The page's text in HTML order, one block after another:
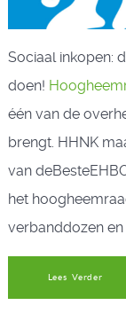
Sociaal inkopen:
doen!
één van de
brengt. HHNK
van
het
verbanddozen en
Lees Verder